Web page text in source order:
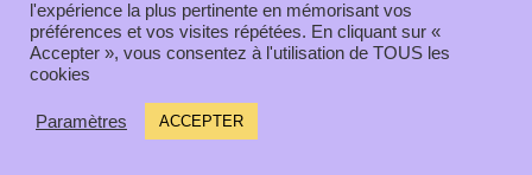
Politique de confidentialité
l'expérience la plus pertinente en mémorisant vos
préférences et vos visites répétées. En cliquant sur «
Accepter », vous consentez à l'utilisation de TOUS les
cookies
Paramètres ACCEPTER